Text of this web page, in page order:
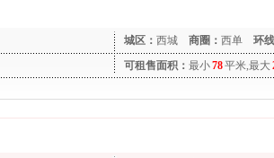
城区： 西城 商圈： 西单 环线
可租售面积： 最小78平米,最大